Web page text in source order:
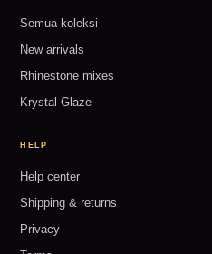
Semua koleksi
New arrivals
Rhinestone mixes
Krystal Glaze
HELP
Help center
Shipping & returns
Privacy